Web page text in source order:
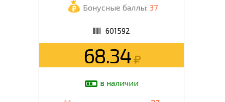
Бонусные баллы: 37
601592
68.34
в наличии